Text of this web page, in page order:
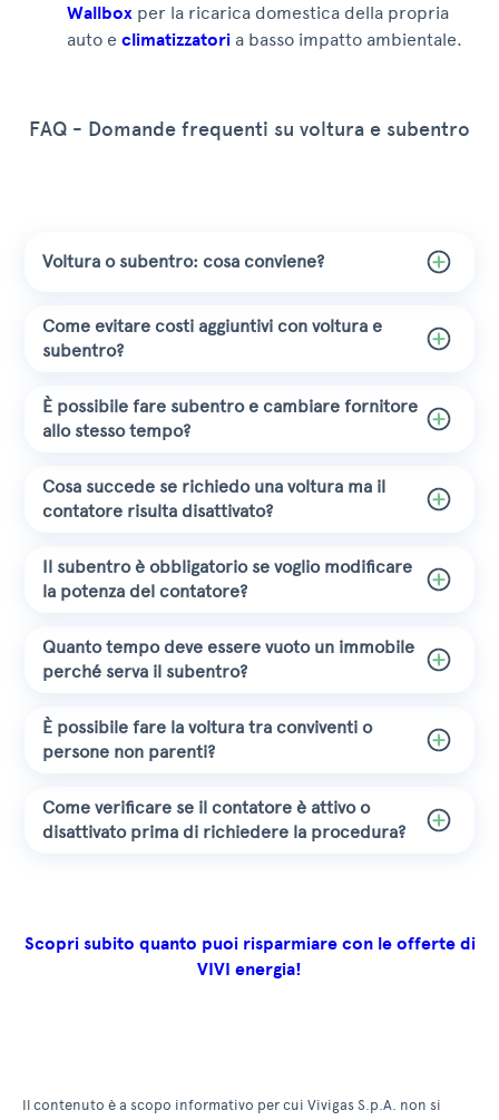
Wallbox per la ricarica domestica della propria
auto e climatizzatori a basso impatto ambientale.
FAQ - Domande frequenti su voltura e subentro
Voltura o subentro: cosa conviene?
Come evitare costi aggiuntivi con voltura e
subentro?
È possibile fare subentro e cambiare fornitore
allo stesso tempo?
Cosa succede se richiedo una voltura ma il
contatore risulta disattivato?
Il subentro è obbligatorio se voglio modificare
la potenza del contatore?
Quanto tempo deve essere vuoto un immobile
perché serva il subentro?
È possibile fare la voltura tra conviventi o
persone non parenti?
Come verificare se il contatore è attivo o
disattivato prima di richiedere la procedura?
Scopri subito quanto puoi risparmiare con le offerte di
VIVI energia!
Il contenuto è a scopo informativo per cui Vivigas S.p.A. non si